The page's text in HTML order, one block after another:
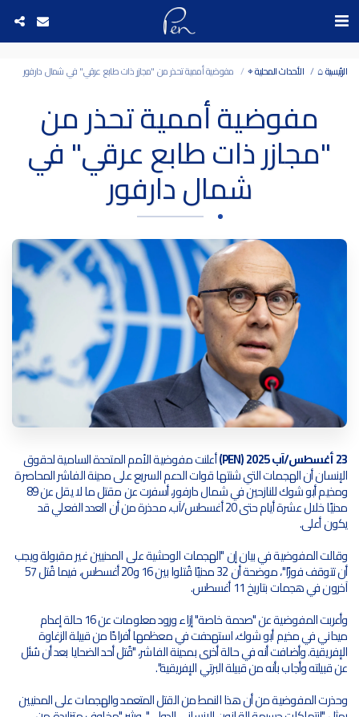
الرئيسية ⌂ الأحداث المحلية ⌖ مفوضية أممية تحذر من "مجازر ذات طابع عرقي" في شمال دارفور
مفوضية أممية تحذر من
"مجازر ذات طابع عرقي" في
شمال دارفور
23 أغسطس/آب 2025 (PEN) أعلنت مفوضية الأمم المتحدة السامية لحقوق
الإنسان أن الهجمات التي شنتها قوات الدعم السريع على مدينة الفاشر المحاصرة
ومخيم أبو شوك للنازحين في شمال دارفور، أسفرت عن مقتل ما لا يقل عن 89
مدنيًا خلال عشرة أيام حتى 20 أغسطس/آب، محذرة من أن العدد الفعلي قد
يكون أعلى.
وقالت المفوضية في بيان إن "الهجمات الوحشية على المدنيين غير مقبولة ويجب
أن تتوقف فورًا"، موضحة أن 32 مدنيًا قُتلوا بين 16 و20 أغسطس، فيما قُتل 57
آخرون في هجمات بتاريخ 11 أغسطس.
وأعربت المفوضية عن "صدمة خاصة" إزاء ورود معلومات عن 16 حالة إعدام
ميداني في مخيم أبو شوك، استهدفت في معظمها أفرادًا من قبيلة الزغاوة
الإفريقية. وأضافت أنه في حالة أخرى بمدينة الفاشر، "قُتل أحد الضحايا بعد أن سُئل
عن قبيلته وأجاب بأنه من قبيلة البرتي الإفريقية".
وحذرت المفوضية من أن هذا النمط من القتل المتعمد والهجمات على المدنيين